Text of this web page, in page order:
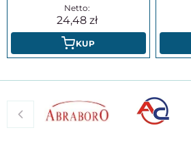
24,48
KUP